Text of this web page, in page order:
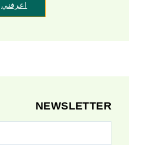
اعرفني
NEWSLETTER